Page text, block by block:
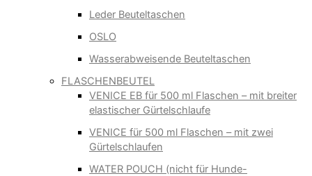
Leder Beuteltaschen
OSLO
Wasserabweisende Beuteltaschen
FLASCHENBEUTEL
VENICE EB für 500 ml Flaschen – mit breiter
elastischer Gürtelschlaufe
VENICE für 500 ml Flaschen – mit zwei
Gürtelschlaufen
WATER POUCH (nicht für Hunde-